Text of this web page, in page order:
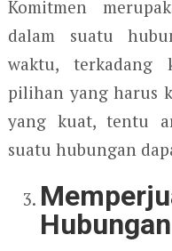
Komitmen
dalam suatu
waktu, terkadang
pilihan yang harus
yang kuat, tentu
suatu hubungan
Hubungan